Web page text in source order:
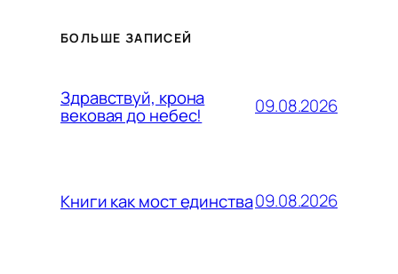
БОЛЬШЕ ЗАПИСЕЙ
Здравствуй, крона
вековая до небес! 09.08.2026
Книги как мост единства09.08.2026